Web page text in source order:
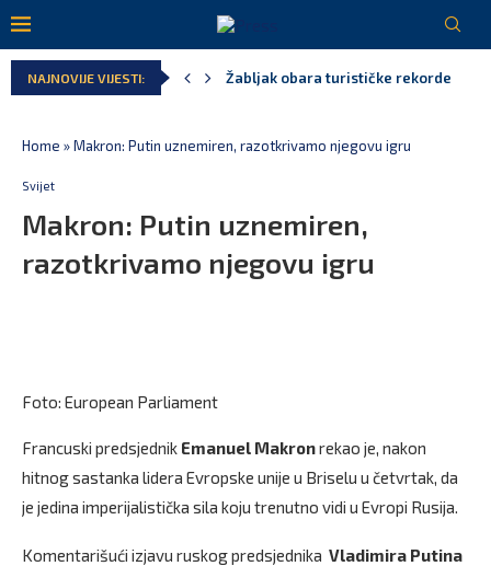
NAJNOVIJE VIJESTI:
Na proslavi Vučjeg Dola
Home »Makron: Putin uznemiren, razotkrivamo njegovu igru
Svijet
Makron: Putin uznemiren,
razotkrivamo njegovu igru
Foto: European Parliament
Francuski predsjednik Emanuel Makronrekao je, nakon
hitnog sastanka lidera Evropske unije u Briselu u četvrtak, da
je jedina imperijalistička sila koju trenutno vidi u Evropi Rusija.
Komentarišući izjavu ruskog predsjednika Vladimira Putina